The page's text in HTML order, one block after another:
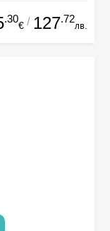
.30
€ / 127.72
лв.